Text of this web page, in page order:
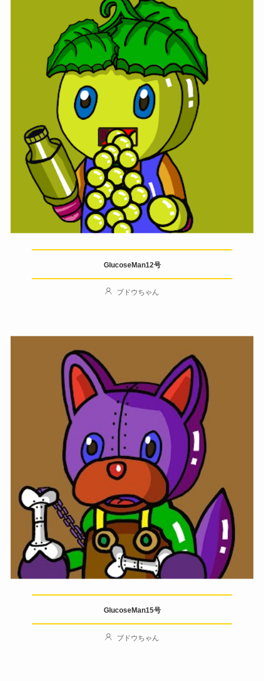
GlucoseMan12号
ブドウちゃん
GlucoseMan15号
ブドウちゃん